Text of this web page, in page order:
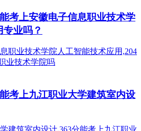
考上安徽电子信息职业技术学
专业吗？
考上九江职业大学建筑室内设